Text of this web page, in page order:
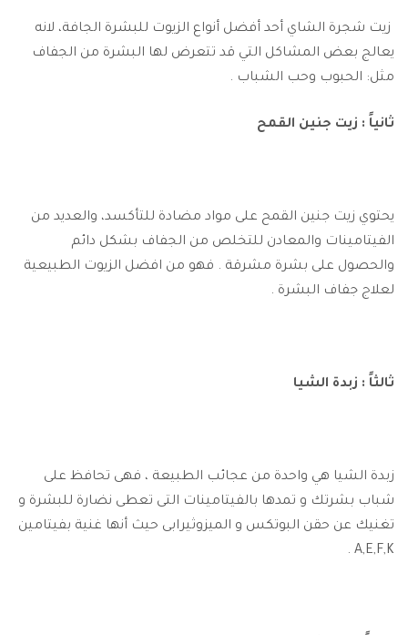
زيت شجرة الشاي أحد أفضل أنواع الزيوت للبشرة الجافة، لانه
يعالج بعض المشاكل التي قد تتعرض لها البشرة من الجفاف
مثل: الحبوب وحب الشباب .
ثانياً : زيت جنين القمح
يحتوي زيت جنين القمح على مواد مضادة للتأكسد، والعديد من
الفيتامينات والمعادن للتخلص من الجفاف بشكل دائم
والحصول على بشرة مشرقة . فهو من افضل الزيوت الطبيعية
لعلاج جفاف البشرة .
ثالثاً : زبدة الشيا
زبدة الشيا هي واحدة من عجائب الطبيعة ، فهى تحافظ على
شباب بشرتك و تمدها بالفيتامينات التى تعطى نضارة للبشرة و
تغنيك عن حقن البوتكس و الميزوثيرابى حيث أنها غنية بفيتامين
A,E,F,K .